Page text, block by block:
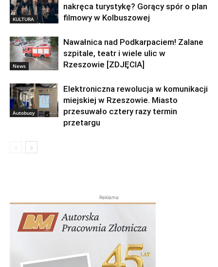
KULTURA
nakręca turystykę? Gorący spór o plan
filmowy w Kolbuszowej
News
Nawałnica nad Podkarpaciem! Zalane
szpitale, teatr i wiele ulic w
Rzeszowie [ZDJĘCIA]
Autobusy
Elektroniczna rewolucja w komunikacji
miejskiej w Rzeszowie. Miasto
przesuwało cztery razy termin
przetargu
Reklama